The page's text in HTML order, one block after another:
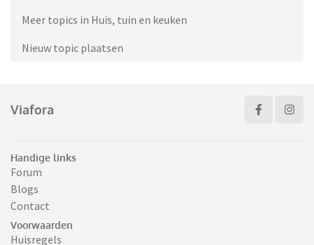
Meer topics in Huis, tuin en keuken
Nieuw topic plaatsen
Viafora
Handige links
Forum
Blogs
Contact
Voorwaarden
Huisregels